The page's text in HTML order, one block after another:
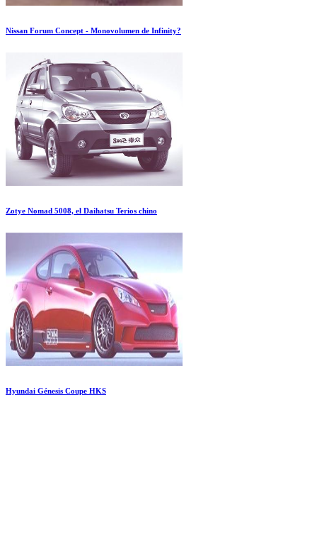
Nissan Forum Concept - Monovolumen de Infinity?
Zotye Nomad 5008, el Daihatsu Terios chino
Hyundai Génesis Coupe HKS